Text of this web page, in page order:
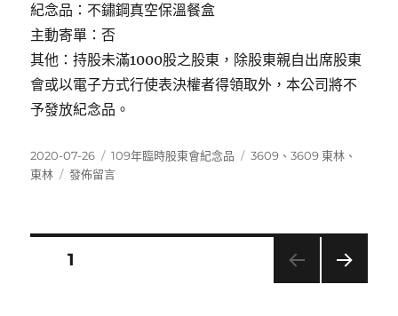
紀念品：不鏽鋼真空保溫餐盒
主動寄單：否
其他：持股未滿1000股之股東，除股東親自出席股東
會或以電子方式行使表決權者得領取外，本公司將不
予發放紀念品。
發
佈
2020-07-26
分
類
109年臨時股東會紀念品
標
3609 、3609 東林 、
東林
在
發佈留言
頁次1